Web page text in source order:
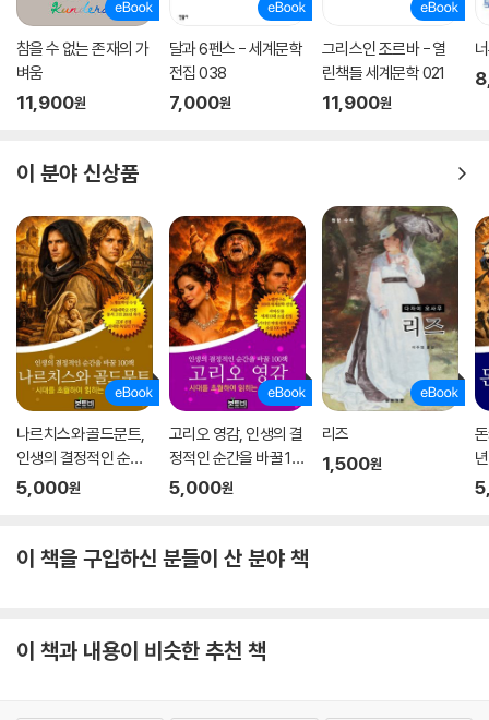
참을 수 없는 존재의 가
벼움
11,900원
달과 6펜스 - 세계문학
전집 038
7,000원
그리스인 조르바 - 열
린책들 세계문학 021
11,900원
이 분야 신상품
나르치스와 골드문트,
인생의 결정적인 순간
을 바꿀 100책
5,000원
고리오 영감, 인생의 결
정적인 순간을 바꿀 10
0책
5,000원
리즈
1,500원
이 책을 구입하신 분들이 산 분야 책
이 책과 내용이 비슷한 추천 책